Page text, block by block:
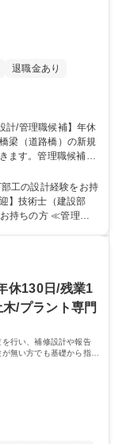
退職金あり
ます。管理職候補と
です。 【具体
計検討図面・打合せ
設計外注業者、製品
る期間は、数ヶ月
程/低離職率/WLB
工の設計経験をお持
】技術士（建設部
方 ≪管理職
の持ち帰りは禁止
です。 ■繁忙期は1
れ以外の月は平均
動車
休130日/残業1
/プラント専門
行い、補修設計や報告
無い方でも基礎から指導